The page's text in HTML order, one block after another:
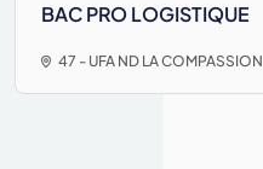
BAC PRO LOGISTIQUE
47 - UFA ND LA COMPASSION